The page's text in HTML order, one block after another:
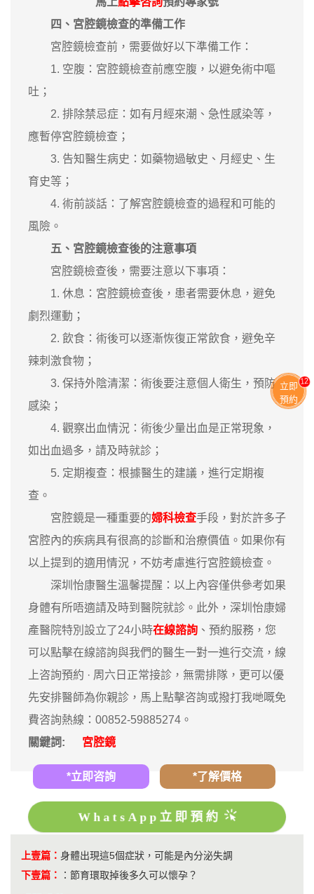
四、宮腔鏡檢查的準備工作
宮腔鏡檢查前，需要做好以下準備工作：
1. 空腹：宮腔鏡檢查前應空腹，以避免術中嘔
吐；
2. 排除禁忌症：如有月經來潮、急性感染等，
應暫停宮腔鏡檢查；
3. 告知醫生病史：如藥物過敏史、月經史、生
育史等；
4. 術前談話：了解宮腔鏡檢查的過程和可能的
風險。
五、宮腔鏡檢查後的注意事項
宮腔鏡檢查後，需要注意以下事項：
1. 休息：宮腔鏡檢查後，患者需要休息，避免
劇烈運動；
2. 飲食：術後可以逐漸恢復正常飲食，避免辛
辣刺激食物；
3. 保持外陰清潔：術後要注意個人衛生，預防
感染；
4. 觀察出血情況：術後少量出血是正常現象，
如出血過多，請及時就診；
5. 定期複查：根據醫生的建議，進行定期複
查。
宮腔鏡是一種重要的婦科檢查手段，對於許多子
宮腔內的疾病具有很高的診斷和治療價值。如果你有
以上提到的適用情況，不妨考慮進行宮腔鏡檢查。
深圳怡康醫生溫馨提醒：以上內容僅供參考如果
身體有所唔適請及時到醫院就診。此外，深圳怡康婦
產醫院特別設立了24小時在線諮詢 、預約服務，您
可以點擊在線諮詢與我們的醫生一對一進行交流，線
上咨詢預約 · ‎周六日正常接診，無需排隊，更可以優
先安排醫師為你親診，馬上點擊咨詢或撥打我哋嘅免
費咨詢熱線：00852-59885274。
關鍵詞:
宮腔鏡
*立即咨詢 *了解價格
WhatsApp立即預約
上壹篇： 身體出現這5個症狀，可能是內分泌失調
下壹篇：
： 節育環取掉後多久可以懷孕？
立即
預約
13